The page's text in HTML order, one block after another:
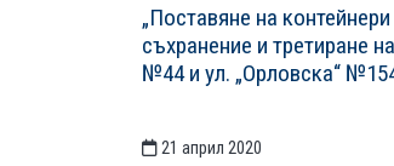
„Поставяне на
съхранение и третиране
№44 и ул. „Орловска“
21 април 2020